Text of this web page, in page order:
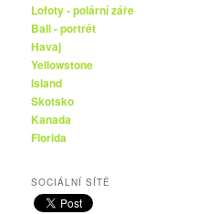
Lofoty - polární záře
Bali - portrét
Havaj
Yellowstone
Island
Skotsko
Kanada
Florida
SOCIÁLNÍ SÍTĚ